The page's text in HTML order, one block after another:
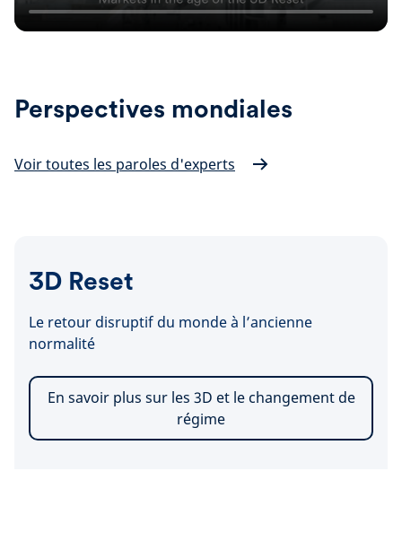
Perspectives mondiales
Voir toutes les paroles d'experts
3D Reset
Le retour disruptif du monde à l’ancienne
normalité
En savoir plus sur les 3D et le changement de
régime